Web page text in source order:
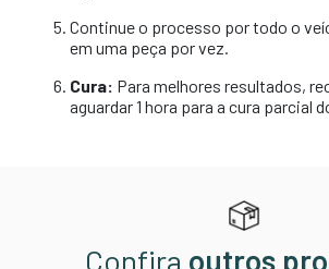
Continue o processo por todo o
em uma peça por vez.
Cura: Para melhores resultados,
aguardar 1 hora para a cura parcial
Confira outros